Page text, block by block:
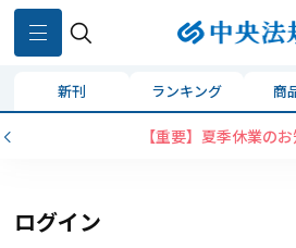
新刊 ランキング 商
【重要】夏季休業の
ログイン